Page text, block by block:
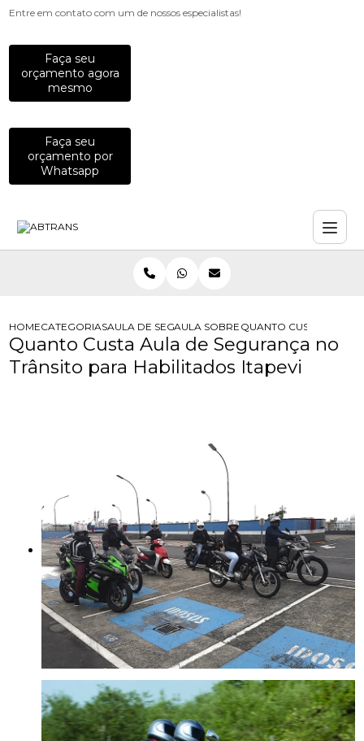
Entre em contato com um de nossos especialistas!
Faça seu
orçamento agora
mesmo
Faça seu
orçamento por
Whatsapp
HOMECATEGORIASAULA DE SEGURANCA NO TRANSITO
AULA SOBRE SEGURANCA NO
QUANTO CUSTA AULA
Quanto Custa Aula de Segurança no
Trânsito para Habilitados Itapevi